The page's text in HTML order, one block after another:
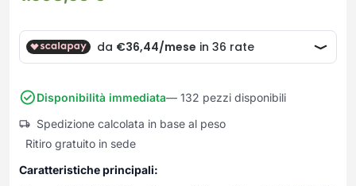
Frullatori
Macchine caffe e capsule
Pulizia Casa
Robot Da Cucina
Spremiagrumi e Centrifughe
Tostapane
Lampade da tavolo
Lampade da terra
Sedie e Sgabelli
TAVOLI USATI TAVOLINI USATI
Disponibilità immediata— 132 pezzi disponibili
Spedizione calcolata in base al peso
Ritiro gratuito in sede
Caratteristiche principali: